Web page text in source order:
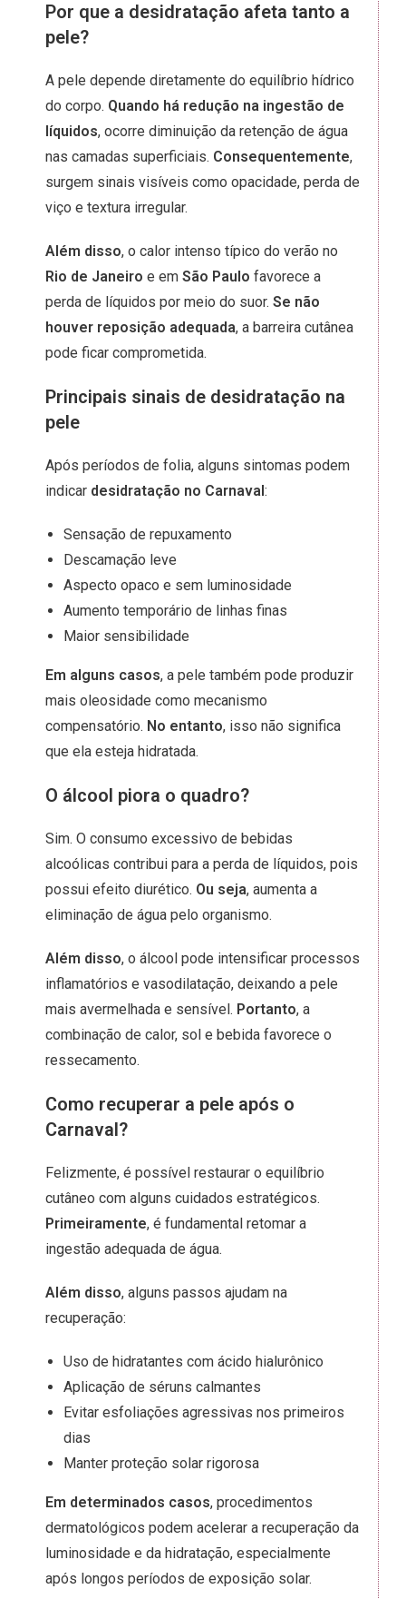
Por que a desidratação afeta tanto a
pele?
A pele depende diretamente do equilíbrio hídrico
do corpo. Quando há redução na ingestão de
líquidos, ocorre diminuição da retenção de água
nas camadas superficiais. Consequentemente,
surgem sinais visíveis como opacidade, perda de
viço e textura irregular.
Além disso, o calor intenso típico do verão no
Rio de Janeiro e em São Paulo favorece a
perda de líquidos por meio do suor. Se não
houver reposição adequada, a barreira cutânea
pode ficar comprometida.
Principais sinais de desidratação na
pele
Após períodos de folia, alguns sintomas podem
indicar desidratação no Carnaval:
Sensação de repuxamento
Descamação leve
Aspecto opaco e sem luminosidade
Aumento temporário de linhas finas
Maior sensibilidade
Em alguns casos, a pele também pode produzir
mais oleosidade como mecanismo
compensatório. No entanto, isso não significa
que ela esteja hidratada.
O álcool piora o quadro?
Sim. O consumo excessivo de bebidas
alcoólicas contribui para a perda de líquidos, pois
possui efeito diurético. Ou seja, aumenta a
eliminação de água pelo organismo.
Além disso, o álcool pode intensificar processos
inflamatórios e vasodilatação, deixando a pele
mais avermelhada e sensível. Portanto, a
combinação de calor, sol e bebida favorece o
ressecamento.
Como recuperar a pele após o
Carnaval?
Felizmente, é possível restaurar o equilíbrio
cutâneo com alguns cuidados estratégicos.
Primeiramente, é fundamental retomar a
ingestão adequada de água.
Além disso, alguns passos ajudam na
recuperação:
Uso de hidratantes com ácido hialurônico
Aplicação de séruns calmantes
Evitar esfoliações agressivas nos primeiros
dias
Manter proteção solar rigorosa
Em determinados casos, procedimentos
dermatológicos podem acelerar a recuperação da
luminosidade e da hidratação, especialmente
após longos períodos de exposição solar.